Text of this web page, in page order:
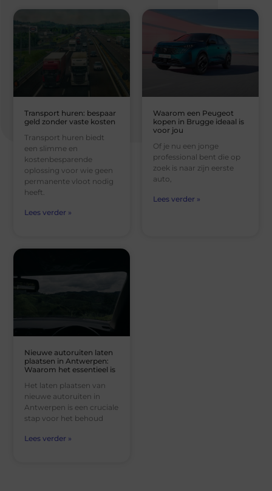
Transport huren: bespaar
geld zonder vaste kosten
Transport huren biedt
een slimme en
kostenbesparende
oplossing voor wie geen
permanente vloot nodig
heeft.
Lees verder »
Waarom een Peugeot
kopen in Brugge ideaal is
voor jou
Of je nu een jonge
professional bent die op
zoek is naar zijn eerste
auto,
Lees verder »
Nieuwe autoruiten laten
plaatsen in Antwerpen:
Waarom het essentieel is
Het laten plaatsen van
nieuwe autoruiten in
Antwerpen is een cruciale
stap voor het behoud
Lees verder »